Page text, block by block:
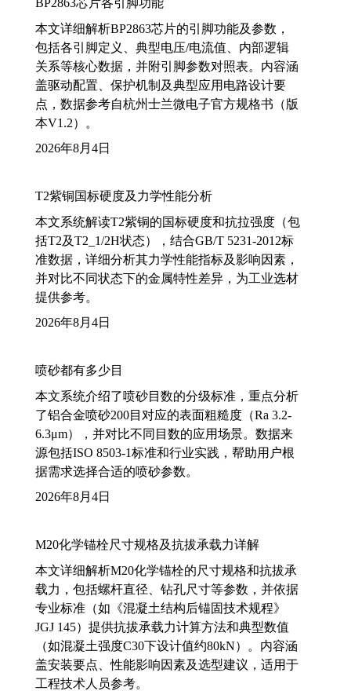
本文详细解析BP2863芯片的引脚功能及参数，
包括各引脚定义、典型电压/电流值、内部逻辑
关系等核心数据，并附引脚参数对照表。内容涵
盖驱动配置、保护机制及典型应用电路设计要
点，数据参考自杭州士兰微电子官方规格书（版
本V1.2）。
2026年8月4日
T2紫铜国标硬度及力学性能分析
本文系统解读T2紫铜的国标硬度和抗拉强度（包
括T2及T2_1/2H状态），结合GB/T 5231-2012标
准数据，详细分析其力学性能指标及影响因素，
并对比不同状态下的金属特性差异，为工业选材
提供参考。
2026年8月4日
喷砂都有多少目
本文系统介绍了喷砂目数的分级标准，重点分析
了铝合金喷砂200目对应的表面粗糙度（Ra 3.2-
6.3μm），并对比不同目数的应用场景。数据来
源包括ISO 8503-1标准和行业实践，帮助用户根
据需求选择合适的喷砂参数。
2026年8月4日
M20化学锚栓尺寸规格及抗拔承载力详解
本文详细解析M20化学锚栓的尺寸规格和抗拔承
载力，包括螺杆直径、钻孔尺寸等参数，并依据
专业标准（如《混凝土结构后锚固技术规程》
JGJ 145）提供抗拔承载力计算方法和典型数值
（如混凝土强度C30下设计值约80kN）。内容涵
盖安装要点、性能影响因素及选型建议，适用于
工程技术人员参考。